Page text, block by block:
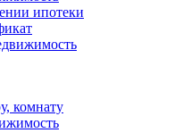
ипотеки
комнату